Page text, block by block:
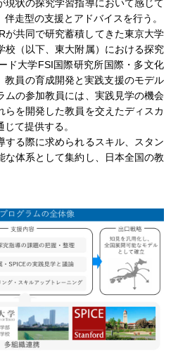
現状の探究学習指導において感じて
走型の支援とアドバイスを行う。
共同で研究蓄積してきた東京大学
校（以下、東大附属）における探究
ド大学FSI国際研究所国際・多文化
教員の育成開発と実践支援のモデル
ムの参加教員には、実践見学の機会
らを開発した教員を交えたディスカ
て提供する。
る際に求められるスキル、スタン
な体系として集約し、日本全国の教